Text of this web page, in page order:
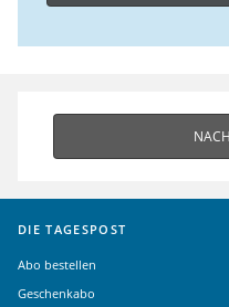
DIE TAGESPOST
Abo bestellen
Geschenkabo